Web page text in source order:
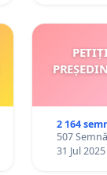
2 164
507
31 Jul 2025